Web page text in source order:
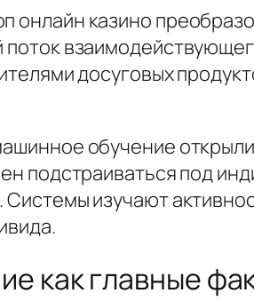
казино
досуговых
обучение
подстраиваться под
изучают
как главные